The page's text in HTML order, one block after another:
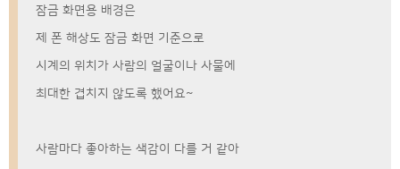
잠금 화면용 배경은
제 폰 해상도 잠금 화면 기준으로
시계의 위치가 사람의 얼굴이나 사물에
최대한 겹치지 않도록 했어요~
사람마다 좋아하는 색감이 다를 거 같아